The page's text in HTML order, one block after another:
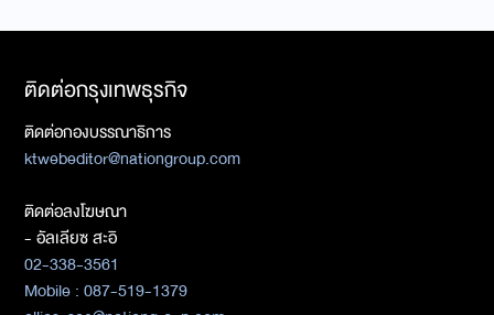
ติดต่อกรุงเทพธุรกิจ
ติดต่อกองบรรณาธิการ
ktwebeditor@nationgroup.com
ติดต่อลงโฆษณา
- อัลเลียซ สะอิ
02-338-3561
Mobile : 087-519-1379